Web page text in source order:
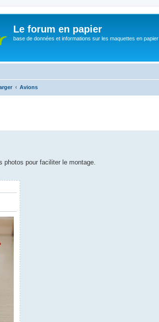
Le forum en papier
base de données et informations sur les maquettes en papier
Avions
photos pour faciliter le montage.